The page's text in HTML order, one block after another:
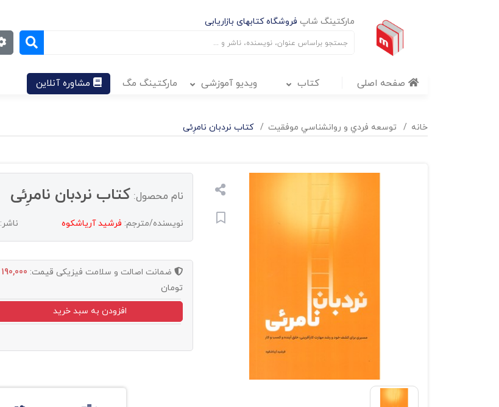
مارکتینگ شاپ فروشگاه کتابهای بازاریابی
صفحه اصلی کتاب ویدیو آموزشی مارکتینگ مگ مشاوره آنلاین
خانه توسعه فردي و روانشناسي موفقيت کتاب نردبان نامرِئی
نام محصول: کتاب نردبان نامرِئی
نویسنده/مترجم: فرشید آریاشکوه ناشر:
ضمانت اصالت و سلامت فیزیکی قیمت: 190,000
تومان
افزودن به سبد خرید